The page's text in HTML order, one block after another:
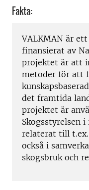
Fakta:
VALKMAN är
finansierat av
projektet är att
metoder för att
det framtida
projektet är
Skogsstyrelsen
relaterat till
också i
skogsbruk och